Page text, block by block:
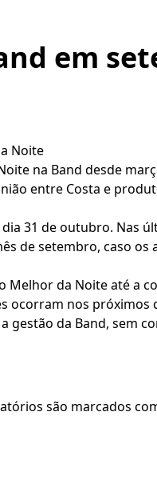
em
Noite
na Band desde
entre Costa e
31 de outubro. Nas
de setembro, caso
da Noite até a
ocorram nos próximos
gestão da Band, sem
são marcados